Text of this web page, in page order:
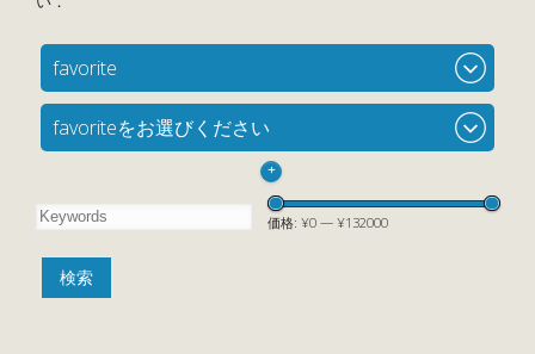
favorite
favoriteをお選びください
+
価格: ¥0— ¥132000